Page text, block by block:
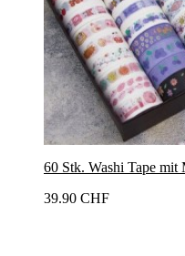
60 Stk. Washi Tape mit
39.90 CHF